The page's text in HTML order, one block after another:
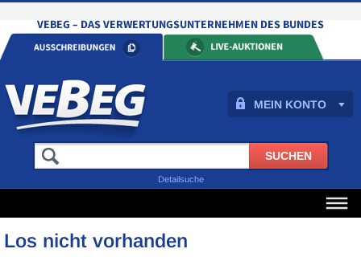
MEIN KONTO
Detailsuche
Los nicht vorhanden